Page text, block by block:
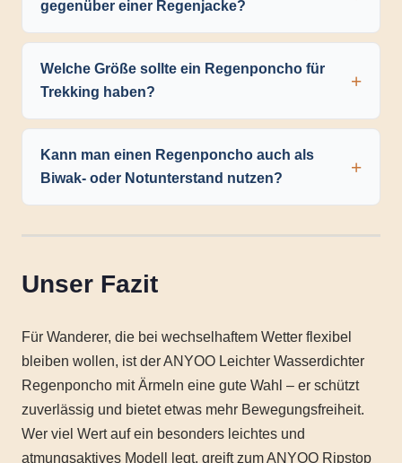
gegenüber einer Regenjacke?
Welche Größe sollte ein Regenponcho für
Trekking haben?
Kann man einen Regenponcho auch als
Biwak- oder Notunterstand nutzen?
Unser Fazit
Für Wanderer, die bei wechselhaftem Wetter flexibel
bleiben wollen, ist der ANYOO Leichter Wasserdichter
Regenponcho mit Ärmeln eine gute Wahl – er schützt
zuverlässig und bietet etwas mehr Bewegungsfreiheit.
Wer viel Wert auf ein besonders leichtes und
atmungsaktives Modell legt, greift zum ANYOO Ripstop